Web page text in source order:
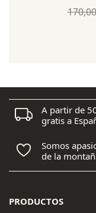
A partir de
gratis a
Somos
de la
PRODUCTOS